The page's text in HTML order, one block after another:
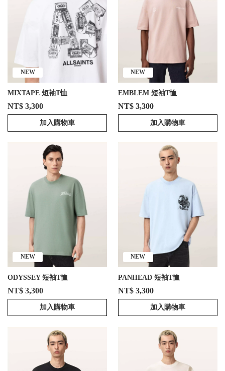
NEW
MIXTAPE 短袖T恤
NT$ 3,300
加入購物車
NEW
EMBLEM 短袖T恤
NT$ 3,300
加入購物車
NEW
ODYSSEY 短袖T恤
NT$ 3,300
加入購物車
NEW
PANHEAD 短袖T恤
NT$ 3,300
加入購物車